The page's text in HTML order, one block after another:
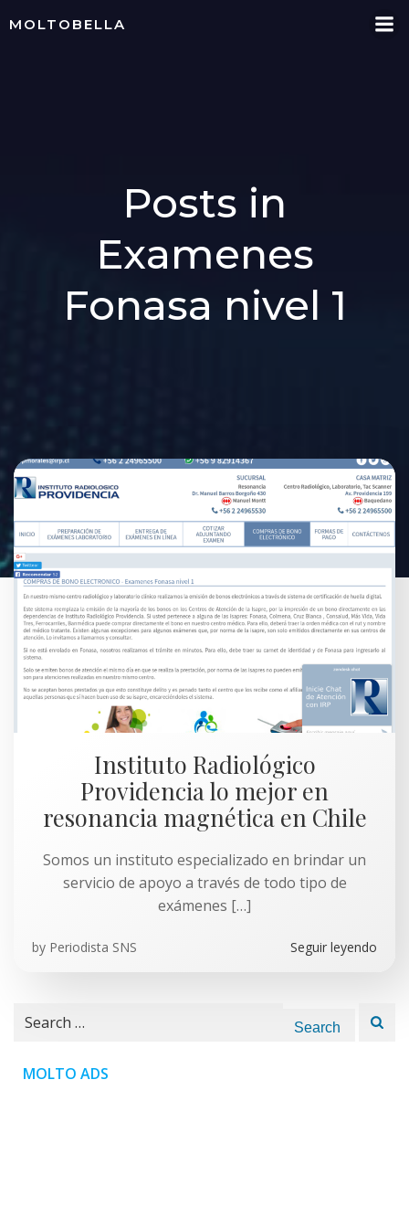
MOLTOBELLA
Posts in
Examenes
Fonasa nivel 1
Instituto Radiológico
Providencia lo mejor en
resonancia magnética en Chile
Somos un instituto especializado en brindar un
servicio de apoyo a través de todo tipo de
exámenes […]
by Periodista SNS Seguir leyendo
Search
MOLTO ADS